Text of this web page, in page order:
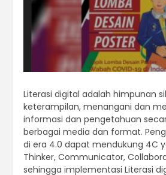
Literasi digital adalah himpunan
keterampilan, menangani dan
informasi dan pengetahuan
berbagai media dan format.
di era 4.0 dapat mendukung 4C
Thinker, Communicator,
sehingga implementasi Literasi